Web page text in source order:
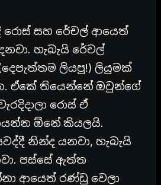
රොස් සහ රේචල් ආයෙත්
හැබැයි රේචල්
ලියපු!) ලියුමක්
ඒකේ තියෙන්නේ ඔවුන්ගේ
රොස් ඒ
ඕනේ කියලයි.
නින්ද යනවා, හැබැයි
පස්සේ ඇත්ත
ආයෙත් රණ්ඩු වෙලා